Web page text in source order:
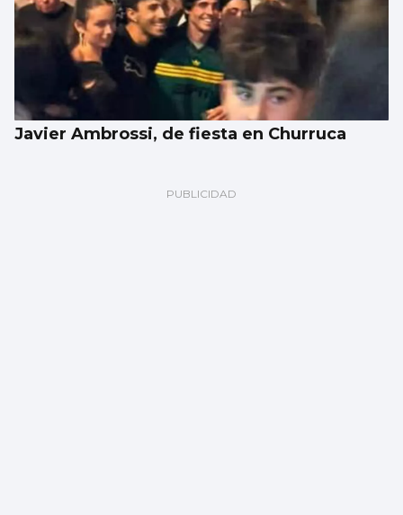
Javier Ambrossi, de fiesta en Churruca